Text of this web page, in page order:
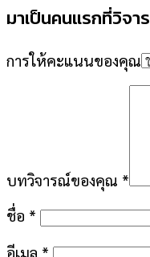
มาเป็นคนแรกที่วิจ
การให้คะแนนของคุณ
บทวิจารณ์ของคุณ *
ชื่อ *
อีเมล *